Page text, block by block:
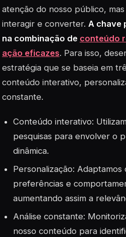
atenção do nosso público,
interagir e converter. A chave
na combinação de conteúdo
ação eficazes. Para isso,
estratégia que se baseia em
conteúdo interativo,
constante.
Conteúdo interativo:
pesquisas para envolver o
dinâmica.
Personalização: Adaptamos
preferências e
aumentando assim a
Análise constante:
nosso conteúdo para